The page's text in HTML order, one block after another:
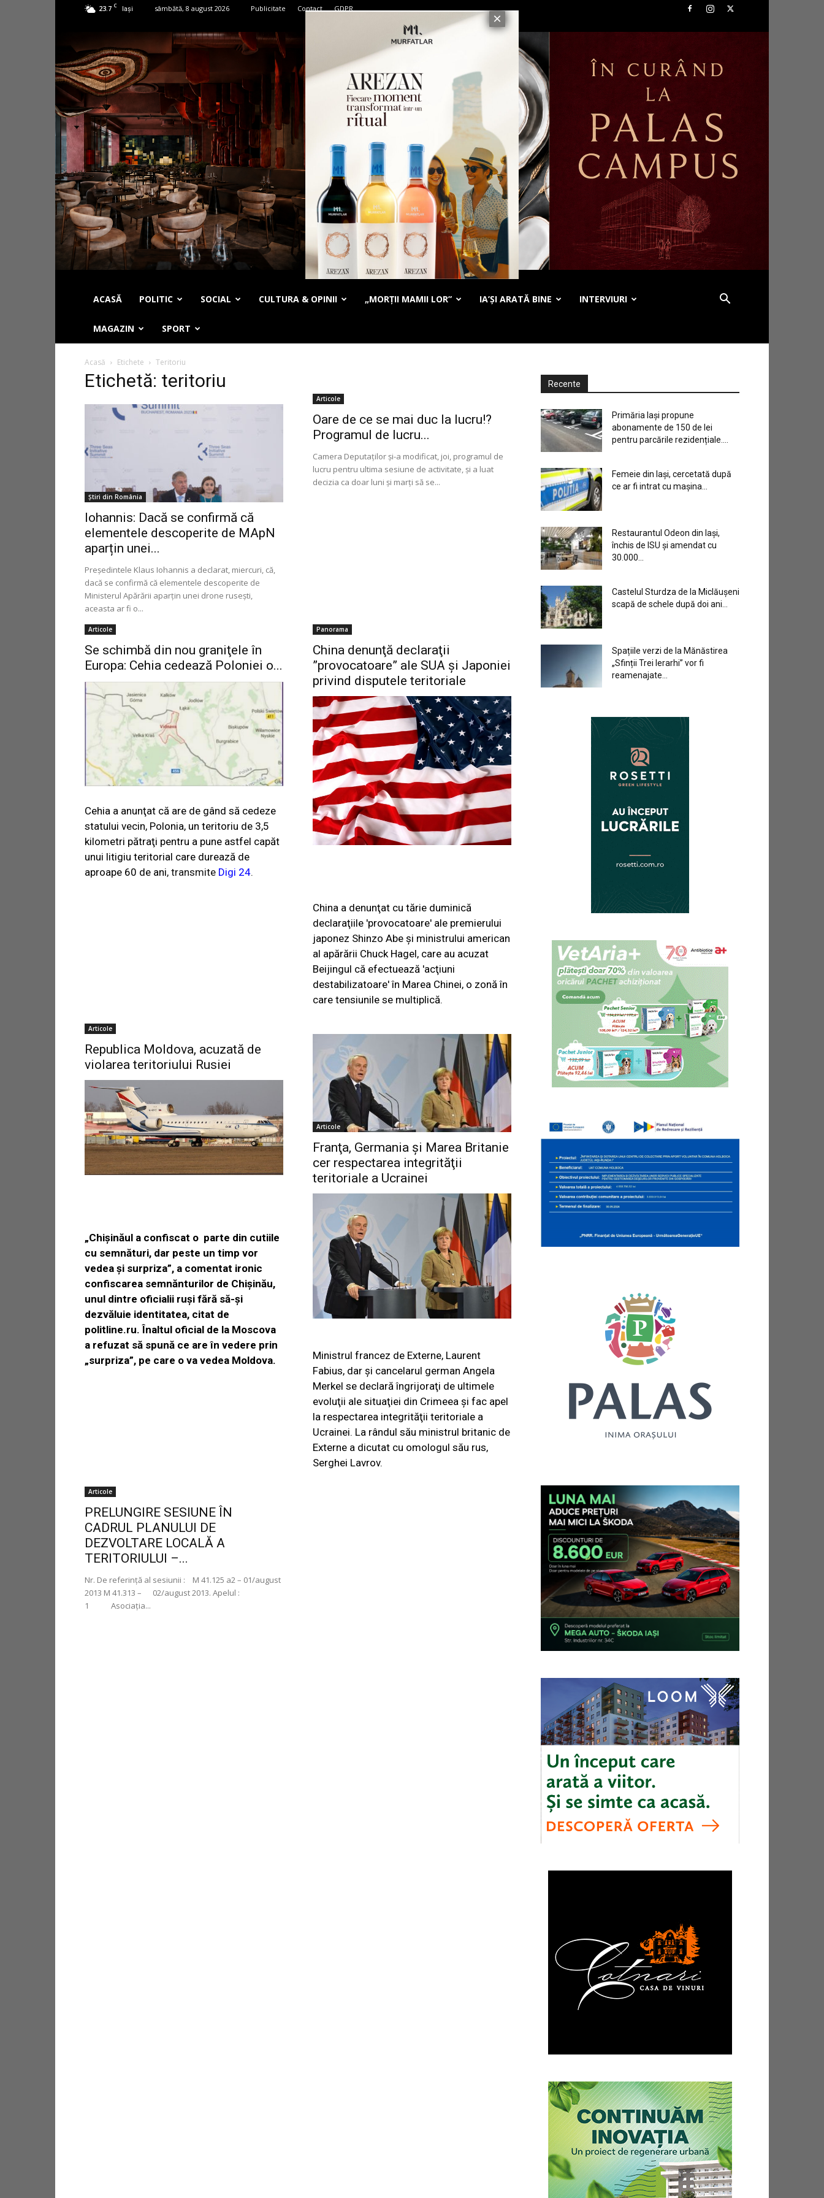
23.7 C Iași sâmbătă, 8 august 2026 Publicitate Contact GDPR
ACASĂ POLITIC SOCIAL CULTURA & OPINII „MORȚII MAMII LOR” IA’ȘI ARATĂ BINE INTERVIURI
MAGAZIN SPORT
Acasă Etichete Teritoriu
Etichetă: teritoriu
Știri din România
Iohannis: Dacă se confirmă că
elementele descoperite de MApN
aparțin unei...
Președintele Klaus Iohannis a declarat, miercuri, că,
dacă se confirmă că elementele descoperite de
Ministerul Apărării aparțin unei drone rusești,
aceasta ar fi o...
Articole
Oare de ce se mai duc la lucru!?
Programul de lucru...
Camera Deputaţilor şi-a modificat, joi, programul de
lucru pentru ultima sesiune de activitate, şi a luat
decizia ca doar luni şi marţi să se...
Articole
Se schimbă din nou graniţele în
Europa: Cehia cedează Poloniei o...
Cehia a anunţat că are de gând să cedeze
statului vecin, Polonia, un teritoriu de 3,5
kilometri pătraţi pentru a pune astfel capăt
unui litigiu teritorial care durează de
aproape 60 de ani, transmite Digi 24.
Panorama
China denunţă declaraţii
”provocatoare” ale SUA şi Japoniei
privind disputele teritoriale
China a denunţat cu tărie duminică
declaraţiile 'provocatoare' ale premierului
japonez Shinzo Abe şi ministrului american
al apărării Chuck Hagel, care au acuzat
Beijingul că efectuează 'acţiuni
destabilizatoare' în Marea Chinei, o zonă în
care tensiunile se multiplică.
Articole
Republica Moldova, acuzată de
violarea teritoriului Rusiei
„Chişinăul a confiscat o parte din cutiile
cu semnături, dar peste un timp vor
vedea şi surpriza”, a comentat ironic
confiscarea semnănturilor de Chişinău,
unul dintre oficialii ruşi fără să-şi
dezvăluie identitatea, citat de
politline.ru. Înaltul oficial de la Moscova
a refuzat să spună ce are în vedere prin
„surpriza”, pe care o va vedea Moldova.
Articole
Franţa, Germania şi Marea Britanie
cer respectarea integrităţii
teritoriale a Ucrainei
Ministrul francez de Externe, Laurent
Fabius, dar şi cancelarul german Angela
Merkel se declară îngrijoraţi de ultimele
evoluţii ale situaţiei din Crimeea şi fac apel
la respectarea integrităţii teritoriale a
Ucrainei. La rândul său ministrul britanic de
Externe a dicutat cu omologul său rus,
Serghei Lavrov.
Articole
PRELUNGIRE SESIUNE ÎN
CADRUL PLANULUI DE
DEZVOLTARE LOCALĂ A
TERITORIULUI –...
Nr. De referinţă al sesiunii : M 41.125 a2 – 01/august
2013 M 41.313 – 02/august 2013. Apelul :
1 Asociația...
Recente
Primăria Iași propune
abonamente de 150 de lei
pentru parcările rezidențiale....
Femeie din Iași, cercetată după
ce ar fi intrat cu mașina...
Restaurantul Odeon din Iași,
închis de ISU și amendat cu
30.000...
Castelul Sturdza de la Miclăușeni
scapă de schele după doi ani...
Spațiile verzi de la Mănăstirea
„Sfinții Trei Ierarhi” vor fi
reamenajate...